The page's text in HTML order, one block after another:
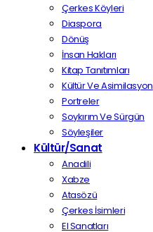
Çerkes Köyleri
Diaspora
Dönüş
İnsan Hakları
Kitap Tanıtımları
Kültür Ve Asimilasyon
Portreler
Soykırım Ve Sürgün
Söyleşiler
Kültür/Sanat
Anadili
Xabze
Atasözü
Çerkes İsimleri
El Sanatları